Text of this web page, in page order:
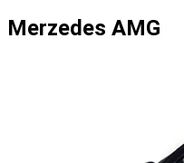
Merzedes AMG